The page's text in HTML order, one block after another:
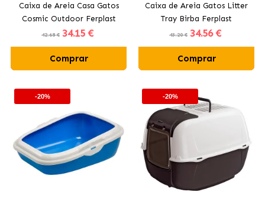
Caixa de Areia Casa Gatos
Cosmic Outdoor Ferplast
42.68 € 34.15 €
Comprar
Caixa de Areia Gatos Litter
Tray Birba Ferplast
43.20 € 34.56 €
Comprar
-20% -20%